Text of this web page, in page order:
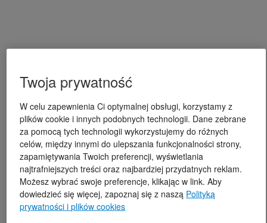
Twoja prywatność
W celu zapewnienia Ci optymalnej obsługi, korzystamy z
plików cookie i innych podobnych technologii. Dane zebrane
za pomocą tych technologii wykorzystujemy do różnych
celów, między innymi do ulepszania funkcjonalności strony,
zapamiętywania Twoich preferencji, wyświetlania
najtrafniejszych treści oraz najbardziej przydatnych reklam.
Możesz wybrać swoje preferencje, klikając w link. Aby
dowiedzieć się więcej, zapoznaj się z naszą Polityką
prywatności i plików cookies